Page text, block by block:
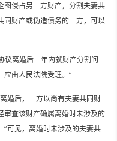
图侵占另一方财产，分割夫妻共
同财产或伪造债务的一方，可以
议离婚后一年内就财产分割问
应由人民法院受理。”
婚后，一方以尚有夫妻共同财
审查该财产确属离婚时未涉及的
可见，离婚时未涉及的夫妻共